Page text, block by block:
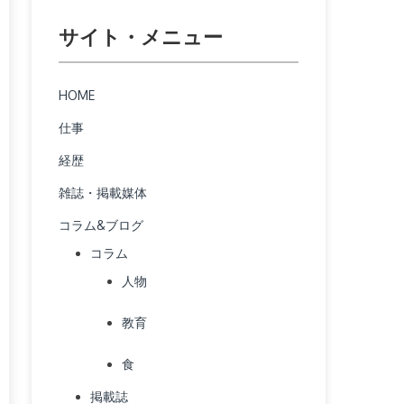
サイト・メニュー
HOME
仕事
経歴
雑誌・掲載媒体
コラム&ブログ
コラム
人物
教育
食
掲載誌